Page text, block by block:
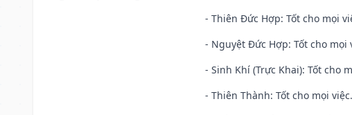
- Thiên Đức Hợp: Tốt cho mọi
- Nguyệt Đức Hợp: Tốt cho mọi
- Sinh Khí (Trực Khai): Tốt cho
- Thiên Thành: Tốt cho mọi việc.